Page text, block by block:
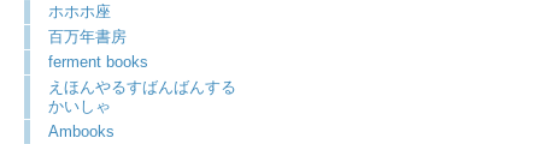
ホホホ座
百万年書房
ferment books
えほんやるすばんばんする
かいしゃ
Ambooks